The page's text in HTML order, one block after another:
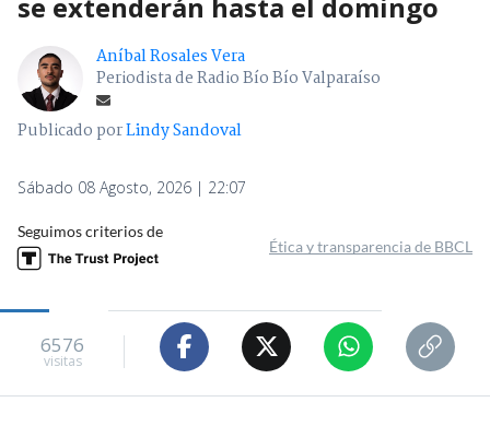
Aníbal Rosales Vera
Periodista de Radio Bío Bío Valparaíso
Publicado porLindy Sandoval
Sábado 08 Agosto, 2026 | 22:07
Seguimos criterios de
Ética y transparencia de BBCL
6576
visitas